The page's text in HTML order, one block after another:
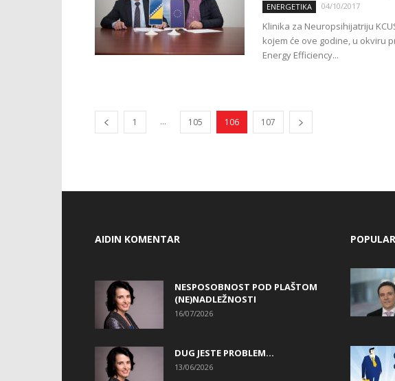
ENERGETIKA 04/10/2017
Klinika za Neuropsihijatriju
kojem će ove godine, u okviru
Energy Efficiency...
1 ... 105 106 107
AIDIN KOMENTAR
NESPOSOBNOST POD PLAŠTOM
(NE)NADLEŽNOSTI
16/07/2026
DUG JESTE PROBLEM…
13/06/2026